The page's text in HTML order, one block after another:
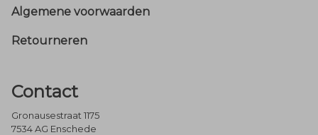
Footer
Algemene voorwaarden
Retourneren
Contact
Gronausestraat 1175
7534 AG Enschede